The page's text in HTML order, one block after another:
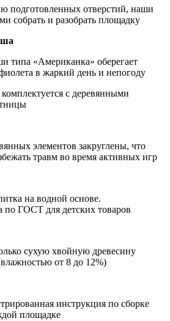
подготовленных отверстий, наши
собрать и разобрать площадку
типа «Американка» оберегает
в жаркий день и непогоду
с деревянными
элементов закруглены, что
травм во время активных игр
на водной основе.
по ГОСТ для детских товаров
сухую хвойную древесину
от 8 до 12%)
инструкция по сборке
площадке